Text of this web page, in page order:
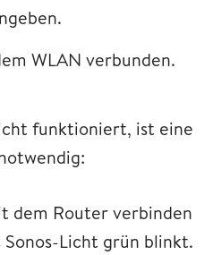
WLAN verbunden.
funktioniert, ist eine
dem Router verbinden
Sonos-Licht grün blinkt.